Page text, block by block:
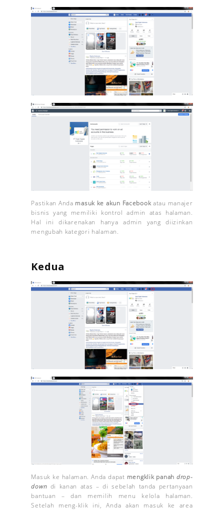
Pastikan Anda masuk ke akun Facebook atau manajer
bisnis yang memiliki kontrol admin atas halaman.
Hal ini dikarenakan hanya admin yang diizinkan
mengubah kategori halaman.
Kedua
Masuk ke halaman. Anda dapat mengklik panahdrop-
down di kanan atas – di sebelah tanda pertanyaan
bantuan – dan memilih menu kelola halaman.
Setelah meng-klik ini, Anda akan masuk ke area